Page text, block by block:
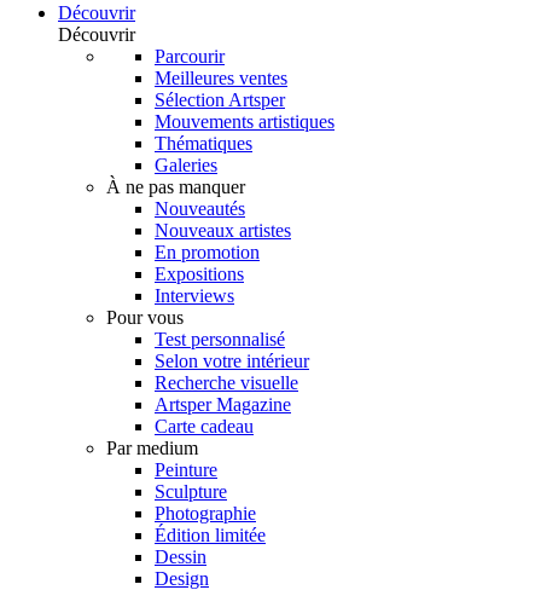
Découvrir
Découvrir
Parcourir
Meilleures ventes
Sélection Artsper
Mouvements artistiques
Thématiques
Galeries
À ne pas manquer
Nouveautés
Nouveaux artistes
En promotion
Expositions
Interviews
Pour vous
Test personnalisé
Selon votre intérieur
Recherche visuelle
Artsper Magazine
Carte cadeau
Par medium
Peinture
Sculpture
Photographie
Édition limitée
Dessin
Design